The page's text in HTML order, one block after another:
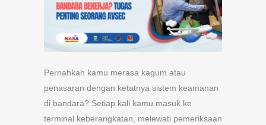
Pernahkah kamu merasa kagum atau
penasaran dengan ketatnya sistem keamanan
di bandara? Setiap kali kamu masuk ke
terminal keberangkatan, melewati pemeriksaan